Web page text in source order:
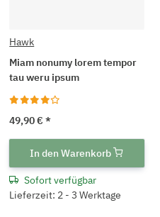
Hawk
Miam nonumy lorem tempor
tau weru ipsum
49,90 €*
In den Warenkorb
Sofort verfügbar
Lieferzeit: 2 - 3 Werktage